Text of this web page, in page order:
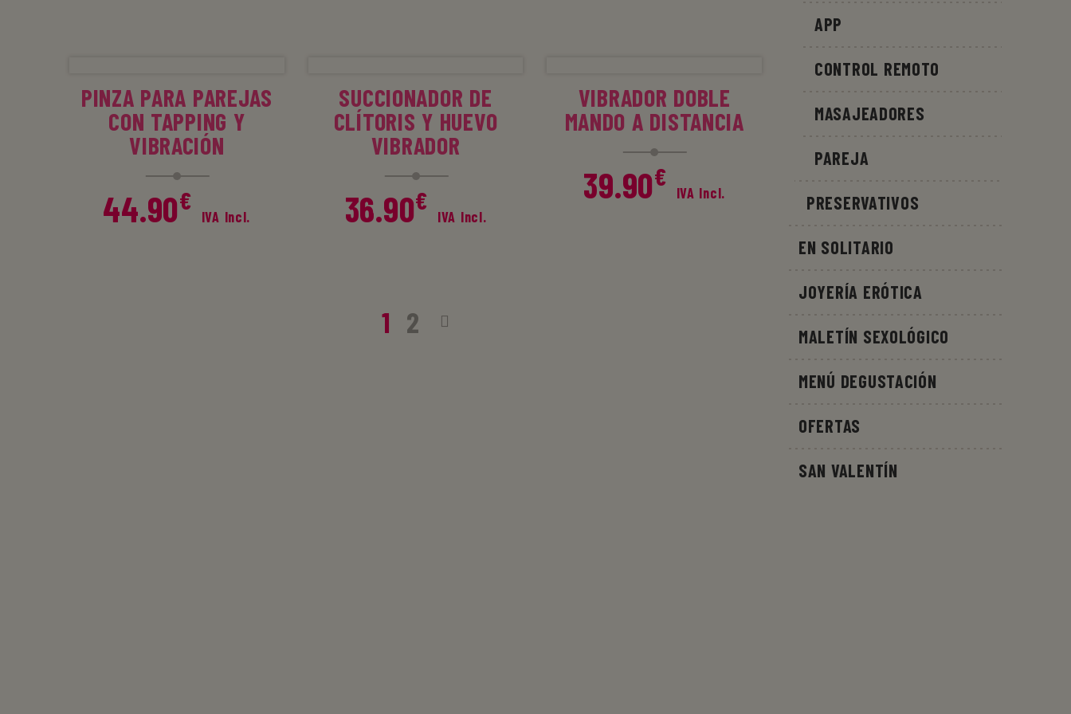
APP
CONTROL REMOTO
MASAJEADORES
PAREJA
PRESERVATIVOS
EN SOLITARIO
JOYERÍA ERÓTICA
MALETÍN SEXOLÓGICO
MENÚ DEGUSTACIÓN
OFERTAS
SAN VALENTÍN
PINZA PARA PAREJAS
CON TAPPING Y
VIBRACIÓN
44.90€
IVA Incl.
SUCCIONADOR DE
CLÍTORIS Y HUEVO
VIBRADOR
36.90€
IVA Incl.
VIBRADOR DOBLE
MANDO A DISTANCIA
39.90€
IVA Incl.
1 2